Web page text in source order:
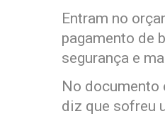
Entram no
pagamento de
segurança e
No documento
diz que sofreu